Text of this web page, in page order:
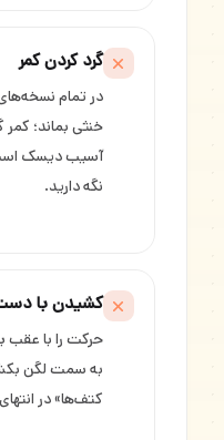
گرد کردن کمر
در تمام
خنثی بماند؛ کمر
آسیب دیسک
نگه دارید.
کشیدن با
حرکت را با عقب
به سمت لگن
کتف‌ها» در